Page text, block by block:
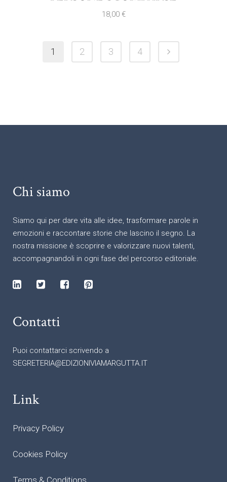
18,00 €
1 2 3 4
Chi siamo
Siamo qui per dare vita alle idee, trasformare parole in
emozioni e raccontare storie che lascino il segno. La
nostra missione è scoprire e valorizzare nuovi talenti,
accompagnandoli in ogni fase del percorso editoriale.
Contatti
Puoi contattarci scrivendo a
SEGRETERIA@EDIZIONIVIAMARGUTTA.IT
Link
Privacy Policy
Cookies Policy